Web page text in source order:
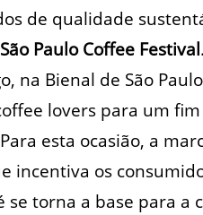
de qualidade
São Paulo Coffee Festival
na Bienal de São
lovers para um
esta ocasião, a
incentiva os
torna a base para a